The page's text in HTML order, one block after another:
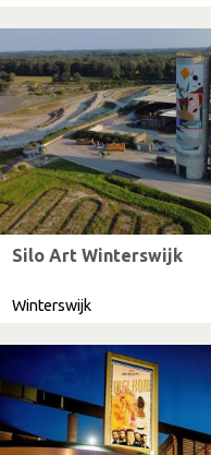
Silo Art Winterswijk
Winterswijk